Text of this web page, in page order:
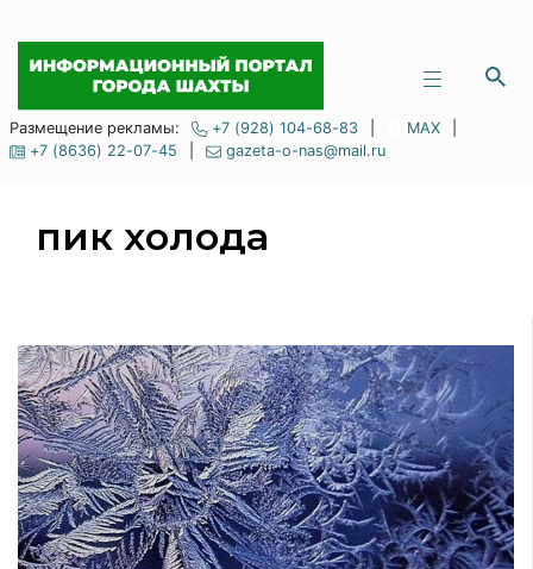
Размещение рекламы: +7 (928) 104-68-83 MAX
+7 (8636) 22-07-45
gazeta-o-nas@mail.ru
пик холода